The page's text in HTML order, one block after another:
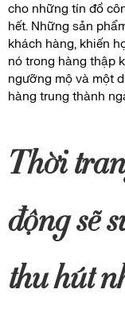
cho những tín đồ
hết. Những sản
khách hàng, khiến
nó trong hàng thập
ngưỡng mộ và một
hàng trung thành
Thời
động sẽ
thu hút